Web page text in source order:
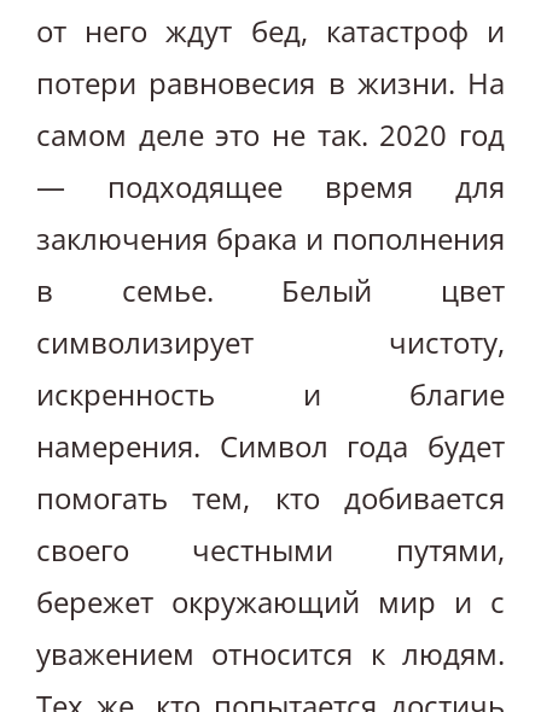
от него ждут бед, катастроф и
потери равновесия в жизни. На
самом деле это не так. 2020 год
— подходящее время для
заключения брака и пополнения
в семье. Белый цвет
символизирует чистоту,
искренность и благие
намерения. Символ года будет
помогать тем, кто добивается
своего честными путями,
бережет окружающий мир и с
уважением относится к людям.